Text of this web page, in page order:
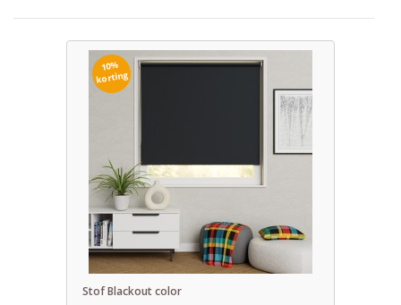
10%
korting
Stof Blackout color